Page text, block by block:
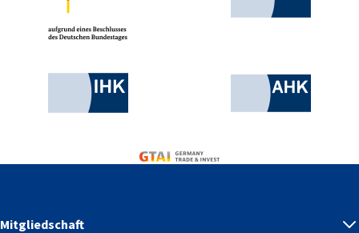
Industrie- und Handelskammer
Germany Trade & Invest
Mitgliedschaft